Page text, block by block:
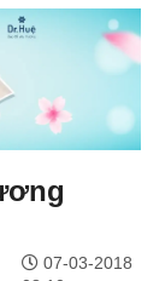
07-03-2018